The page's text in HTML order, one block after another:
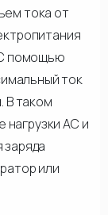
тока от
С помощью
ток
В таком
нагрузки AC и
или